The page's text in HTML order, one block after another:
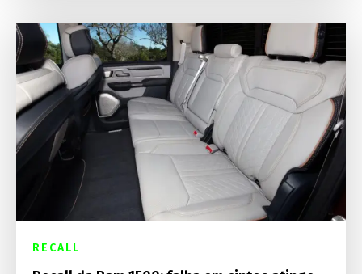
RECALL